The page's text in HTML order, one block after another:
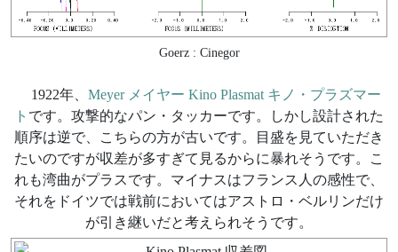
Goerz : Cinegor
1922年、 Meyer メイヤー Kino Plasmat キノ・プラズマー
ト です。攻撃的なパン・タッカーです。しかし設計された
順序は逆で、こちらの方が古いです。目盛を見ていただき
たいのですが収差が多すぎて見るからに暴れそうです。こ
れも湾曲がプラスです。マイナスはフランス人の感性で、
それをドイツでは戦前においてはアストロ・ベルリンだけ
が引き継いだと考えられそうです。